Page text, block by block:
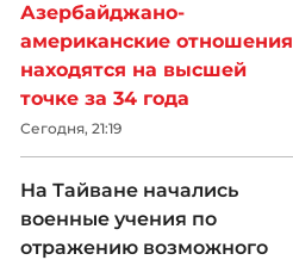
Азербайджано-
американские отношения
находятся на высшей
точке за 34 года
Сегодня, 21:19
На Тайване начались
военные учения по
отражению возможного